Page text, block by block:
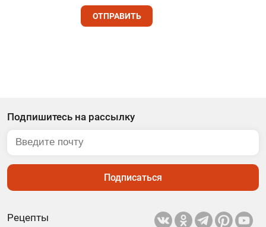
ОТПРАВИТЬ
Рецепты
Подпишитесь на рассылку
Подписаться